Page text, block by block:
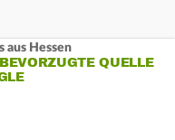
aus Hessen
QUELLE